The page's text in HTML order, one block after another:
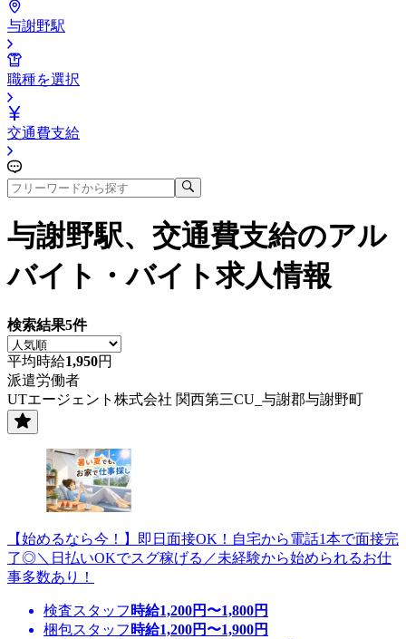
与謝野駅
職種を選択
交通費支給
与謝野駅、交通費支給のアル
バイト・バイト求人情報
検索結果5件
平均時給1,950円
派遣労働者
UTエージェント株式会社 関西第三CU_与謝郡与謝野町
【始めるなら今！】即日面接OK！自宅から電話1本で面接完
了◎＼日払いOKでスグ稼げる／未経験から始められるお仕
事多数あり！
検査スタッフ 時給1,200円〜1,800円
梱包スタッフ 時給1,200円〜1,900円